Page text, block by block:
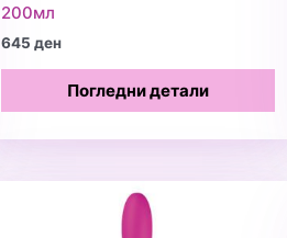
200мл
645 ден
Погледни детали